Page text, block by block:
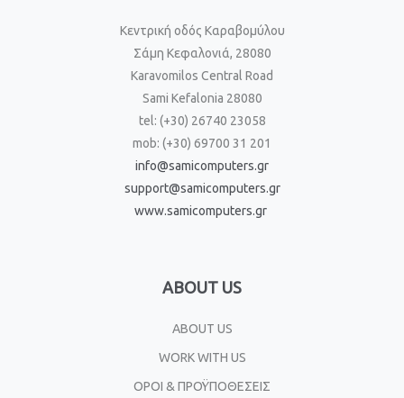
Κεντρική οδός Καραβομύλου
Σάμη Κεφαλονιά, 28080
Karavomilos Central Road
Sami Kefalonia 28080
tel: (+30) 26740 23058
mob: (+30) 69700 31 201
info@samicomputers.gr
support@samicomputers.gr
www.samicomputers.gr
ABOUT US
ABOUT US
WORK WITH US
ΟΡΟΙ & ΠΡΟΫΠΟΘΕΣΕΙΣ